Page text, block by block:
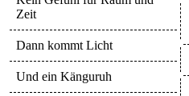
Zeit
Dann kommt Licht
Und ein Känguruh